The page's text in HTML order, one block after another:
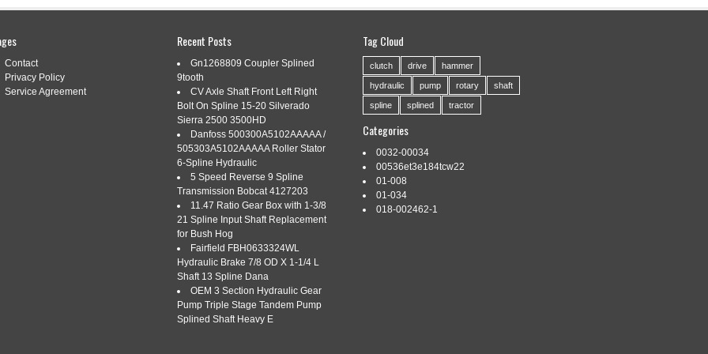
INVOLUTE SPLINE
II NACH DIN3972
,m3175mm ,nach,
involute spline hob m = 3,175mm BP II nach DIN3972
mit LKN Hf 19,9920 2gg. Rechts 12
A gebraucht Restnutzungsgrad 95% Gewicht 3,8kg
– gebraucht – Einlagerungs- und Gebrauchsspuren
ist schon älter. Alle genannten Markennamen und
Contact
Privacy Policy
Service Agreement
Recent Posts
Gn1268809 Coupler Splined
9tooth
CV Axle Shaft Front Left Right
Bolt On Spline 15-20 Silverado
Sierra 2500 3500HD
Danfoss 500300A5102AAAAA /
505303A5102AAAAA Roller Stator
6-Spline Hydraulic
5 Speed Reverse 9 Spline
Transmission Bobcat 4127203
11.47 Ratio Gear Box with 1-3/8
21 Spline Input Shaft Replacement
for Bush Hog
Fairfield FBH0633324WL
Hydraulic Brake 7/8 OD X 1-1/4 L
Shaft 13 Spline Dana
OEM 3 Section Hydraulic Gear
Pump Triple Stage Tandem Pump
Splined Shaft Heavy E
Tag Cloud
clutch drive hammer
hydraulic pump rotary shaft
spline splined tractor
Categories
0032-00034
00536et3e184tcw22
01-008
01-034
018-002462-1